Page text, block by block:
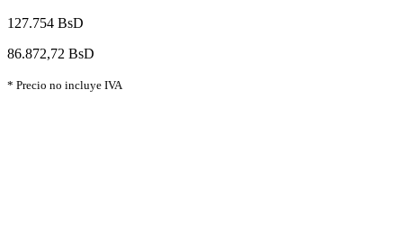
127.754 BsD
86.872,72 BsD
* Precio no incluye IVA